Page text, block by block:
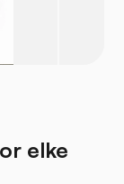
elke